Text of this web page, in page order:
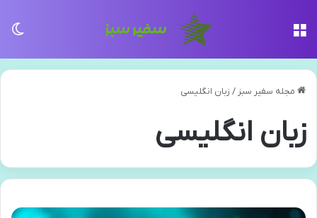
مجله سفیر سبز / زبان انگلیسی
زبان انگلیسی